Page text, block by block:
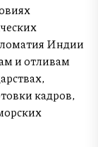
Индии
и отливам
кадров,